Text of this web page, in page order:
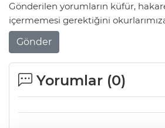
Gönderilen yorumların küfür,
içermemesi gerektiğini
Gönder
Yorumlar (0)